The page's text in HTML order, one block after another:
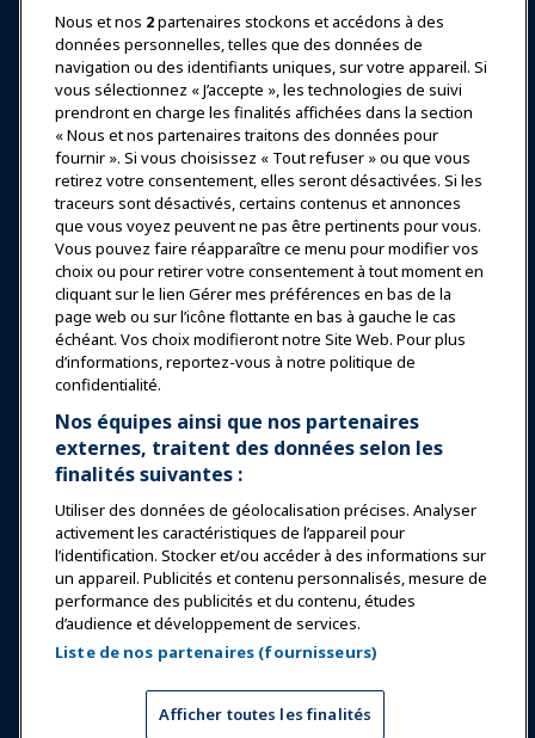
Se connecter Rejoindre maintenant
Récompenses Carrières
Contact
Expositions et Événements
Nouvelles & Funworld
Éducation
Sécurité & Protection
Plaidoyer
Recherche & Rapports
À propos de IAAPA
Partenaires
Copyright © 2026 Association internationale des parcs
d'attractions et des attractions. Tous droits réservés.
Politique de confidentialité
Avis de traduction
Nous et nos 2partenaires stockons et accédons à des
données personnelles, telles que des données de
navigation ou des identifiants uniques, sur votre appareil. Si
vous sélectionnez « J’accepte », les technologies de suivi
prendront en charge les finalités affichées dans la section
« Nous et nos partenaires traitons des données pour
fournir ». Si vous choisissez « Tout refuser » ou que vous
retirez votre consentement, elles seront désactivées. Si les
traceurs sont désactivés, certains contenus et annonces
que vous voyez peuvent ne pas être pertinents pour vous.
Vous pouvez faire réapparaître ce menu pour modifier vos
choix ou pour retirer votre consentement à tout moment en
cliquant sur le lien Gérer mes préférences en bas de la
page web ou sur l’icône flottante en bas à gauche le cas
échéant. Vos choix modifieront notre Site Web. Pour plus
d’informations, reportez-vous à notre politique de
confidentialité.
Nos équipes ainsi que nos partenaires
externes, traitent des données selon les
finalités suivantes :
Utiliser des données de géolocalisation précises. Analyser
activement les caractéristiques de l’appareil pour
l’identification. Stocker et/ou accéder à des informations sur
un appareil. Publicités et contenu personnalisés, mesure de
performance des publicités et du contenu, études
d’audience et développement de services.
Liste de nos partenaires (fournisseurs)
Afficher toutes les finalités